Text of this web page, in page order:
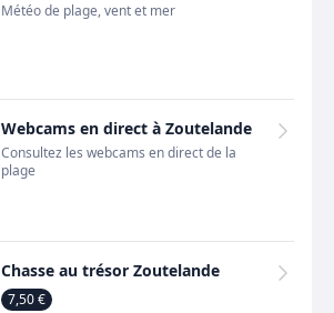
Météo de plage, vent et mer
Webcams en direct à Zoutelande
Consultez les webcams en direct de la
plage
Chasse au trésor Zoutelande
7,50 €